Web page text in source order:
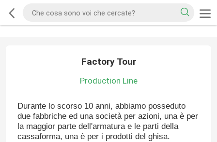
Factory Tour
Production Line
Durante lo scorso 10 anni, abbiamo posseduto
due fabbriche ed una società per azioni, una è per
la maggior parte dell'armatura e le parti della
cassaforma, una è per i prodotti del ghisa.